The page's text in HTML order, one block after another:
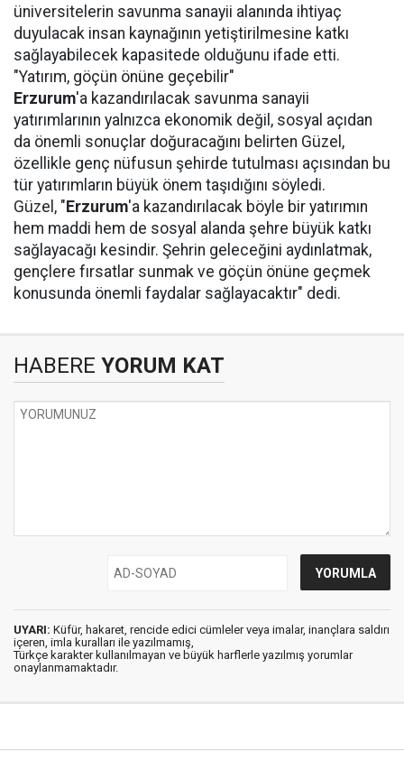
üniversitelerin savunma sanayii alanında ihtiyaç
duyulacak insan kaynağının yetiştirilmesine katkı
sağlayabilecek kapasitede olduğunu ifade etti.
"Yatırım, göçün önüne geçebilir"
Erzurum'a kazandırılacak savunma sanayii
yatırımlarının yalnızca ekonomik değil, sosyal açıdan
da önemli sonuçlar doğuracağını belirten Güzel,
özellikle genç nüfusun şehirde tutulması açısından bu
tür yatırımların büyük önem taşıdığını söyledi.
Güzel, " Erzurum'a kazandırılacak böyle bir yatırımın
hem maddi hem de sosyal alanda şehre büyük katkı
sağlayacağı kesindir. Şehrin geleceğini aydınlatmak,
gençlere fırsatlar sunmak ve göçün önüne geçmek
konusunda önemli faydalar sağlayacaktır" dedi.
HABERE YORUM KAT
UYARI: Küfür, hakaret, rencide edici cümleler veya imalar, inançlara saldırı
içeren, imla kuralları ile yazılmamış,
Türkçe karakter kullanılmayan ve büyük harflerle yazılmış yorumlar
onaylanmamaktadır.